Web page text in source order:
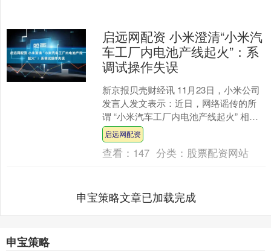
启远网配资 小米澄清“小米汽
车工厂内电池产线起火”：系
调试操作失误
新京报贝壳财经讯 11月23日，小米公司
发言人发文表示：近日，网络谣传的所
谓 “小米汽车工厂内电池产线起火” 相关
谣言，我们严正辟谣澄清如下： 2024
年，小米....
启远网配资
查看： 147 分类： 股票配资网站
申宝策略文章已加载完成
申宝策略